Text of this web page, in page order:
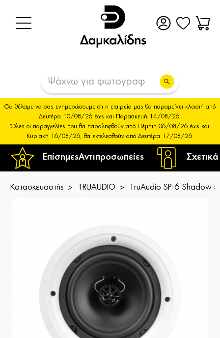
ΕπίσημεςΑντιπροσωπείες
Θα θέλαμε να σας ενημερώσουμε ότι η εταιρεία μας θα παραμείνει κλειστή από
Δευτέρα 10/08/26 έως και Παρασκευή 14/08/26.
Όλες οι παραγγελίες που θα παραληφθούν από Πέμπτη 06/08/26 έως και
Κυριακή 16/08/26, θα εκτελεσθούν από Δευτέρα 17/08/26.
Κατασκευαστής TRUAUDIO TruAudio SP-6 Shadow